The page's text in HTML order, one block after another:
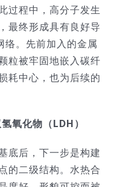
过程中，高分子发生
最终形成具有良好导
络。先前加入的金属
粒被牢固地嵌入碳纤
耗中心，也为后续的
氧化物（LDH）
底后，下一步是构建
的二级结构。水热合